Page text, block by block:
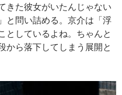
きた彼女がいたんじゃない
問い詰める。京介は「浮
としているよね。ちゃんと
から落下してしまう展開と